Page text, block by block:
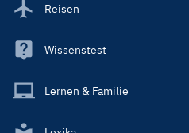
Reisen
Wissenstest
Lernen & Familie